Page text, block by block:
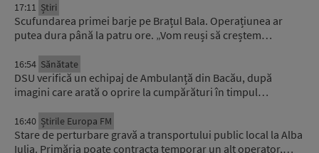
17:11 Știri
Scufundarea primei barje pe Brațul Bala. Operațiunea ar
putea dura până la patru ore. „Vom reuși să creștem…
16:54 Sănătate
DSU verifică un echipaj de Ambulanță din Bacău, după
imagini care arată o oprire la cumpărături în timpul…
16:40 Știrile Europa FM
Stare de perturbare gravă a transportului public local la Alba
Iulia. Primăria poate contracta temporar un alt operator,…